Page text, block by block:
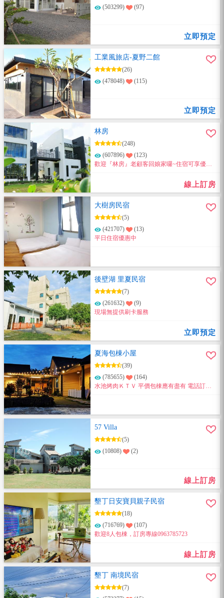
(503299)
(97)
立即預定
工業風旅店-夏野二館
(26)
(478048)
(115)
立即預定
林房
(248)
(607896)
(123)
歡迎『林房』老顧客回娘家囉~住宿可享優惠
線上訂房
大樹房民宿
(5)
(421707)
(13)
平日住宿優惠中
後壁湖 里夏民宿
(7)
(261632)
(9)
現場無提供刷卡服務
立即預定
夏海包棟小屋
(39)
(785655)
(164)
水池烤肉ＫＴＶ 平價包棟應有盡有 電話訂房
57 Villa
(5)
(10808)
(2)
線上訂房
墾丁日安寶貝親子民宿
(18)
(716769)
(107)
歡迎8人包棟，訂房專線0963785723
線上訂房
墾丁 南境民宿
(7)